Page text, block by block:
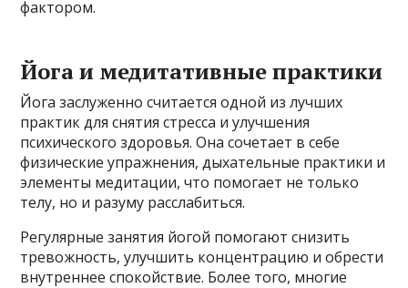
фактором.
Йога и медитативные практики
Йога заслуженно считается одной из лучших
практик для снятия стресса и улучшения
психического здоровья. Она сочетает в себе
физические упражнения, дыхательные практики и
элементы медитации, что помогает не только
телу, но и разуму расслабиться.
Регулярные занятия йогой помогают снизить
тревожность, улучшить концентрацию и обрести
внутреннее спокойствие. Более того, многие